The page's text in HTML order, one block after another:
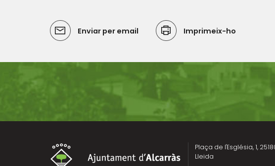
Enviar per email Imprimeix-ho
Plaça de l'Església, 1,
Lleida